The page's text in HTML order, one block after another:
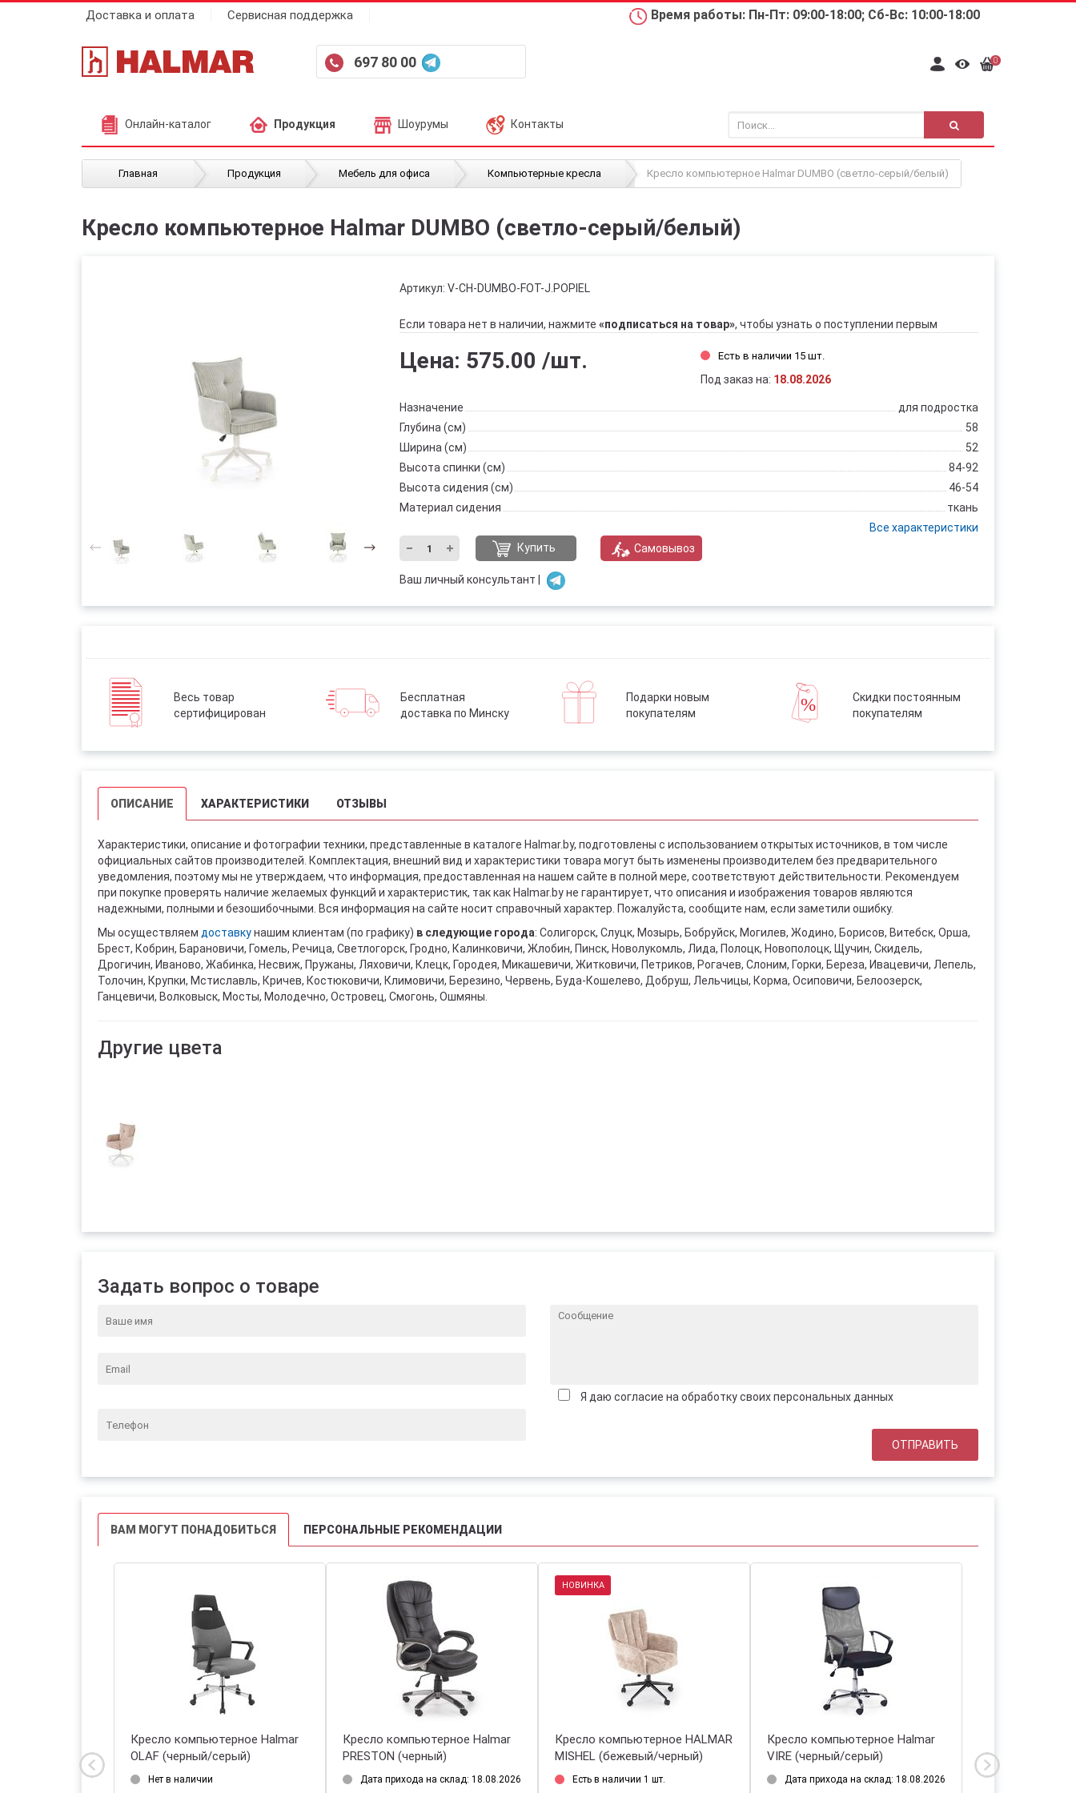
Доставка и оплата Сервисная поддержка Время работы: Пн-Пт: 09:00-18:00; Сб-Вс: 10:00-18:00
697 80 00 0
Онлайн-каталог Продукция Шоурумы Контакты
Главная / Продукция / Мебель для офиса / Компьютерные кресла / Кресло компьютерное Halmar DUMBO (светло-серый/белый)
Кресло компьютерное Halmar DUMBO (светло-серый/белый)
Артикул: V-CH-DUMBO-FOT-J.POPIEL
Если товара нет в наличии, нажмите «подписаться на товар», чтобы узнать о поступлении первым
Цена: 575.00 /шт. Есть в наличии 15 шт.
Под заказ на: 18.08.2026
Назначение
для подростка
Глубина (см)
58
Ширина (см)
52
Высота спинки (см)
84-92
Высота сидения (см)
46-54
Материал сидения
ткань
Все характеристики
Купить
Самовывоз
Ваш личный консультант |
Весь товар
сертифицирован
Бесплатная
доставка по Минску
Подарки новым
покупателям
Скидки постоянным
покупателям
ОПИСАНИЕ ХАРАКТЕРИСТИКИ ОТЗЫВЫ
Характеристики, описание и фотографии техники, представленные в каталоге Halmar.by, подготовлены с использованием открытых источников, в том числе
официальных сайтов производителей. Комплектация, внешний вид и характеристики товара могут быть изменены производителем без предварительного
уведомления, поэтому мы не утверждаем, что информация, предоставленная на нашем сайте в полной мере, соответствуют действительности. Рекомендуем
при покупке проверять наличие желаемых функций и характеристик, так как Halmar.by не гарантирует, что описания и изображения товаров являются
надежными, полными и безошибочными. Вся информация на сайте носит справочный характер. Пожалуйста, сообщите нам, если заметили ошибку.
Мы осуществляем доставкунашим клиентам (по графику) в следующие города: Солигорск, Слуцк, Мозырь, Бобруйск, Могилев, Жодино, Борисов, Витебск, Орша,
Брест, Кобрин, Барановичи, Гомель, Речица, Светлогорск, Гродно, Калинковичи, Жлобин, Пинск, Новолукомль, Лида, Полоцк, Новополоцк, Щучин, Скидель,
Дрогичин, Иваново, Жабинка, Несвиж, Пружаны, Ляховичи, Клецк, Городея, Микашевичи, Житковичи, Петриков, Рогачев, Слоним, Горки, Береза, Ивацевичи, Лепель,
Толочин, Крупки, Мстиславль, Кричев, Костюковичи, Климовичи, Березино, Червень, Буда-Кошелево, Добруш, Лельчицы, Корма, Осиповичи, Белоозерск,
Ганцевичи, Волковыск, Мосты, Молодечно, Островец, Смогонь, Ошмяны.
Другие цвета
Задать вопрос о товаре
Я даю согласие на обработку своих персональных данных
ВАМ МОГУТ ПОНАДОБИТЬСЯ ПЕРСОНАЛЬНЫЕ РЕКОМЕНДАЦИИ
склад: 18.08.2026
Кресло компьютерное Halmar
OLAF (черный/серый)
Нет в наличии
Кресло компьютерное Halmar
PRESTON (черный)
Дата прихода на склад: 18.08.2026
НОВИНКА
Кресло компьютерное HALMAR
MISHEL (бежевый/черный)
Есть в наличии 1 шт.
Кресло компьютерное Halmar
VIRE (черный/серый)
Дата прихода на склад: 18.08.2026
SATURN (белый)